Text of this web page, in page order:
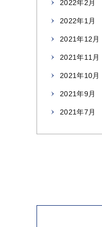
2022年2月
2022年1月
2021年12月
2021年11月
2021年10月
2021年9月
2021年7月